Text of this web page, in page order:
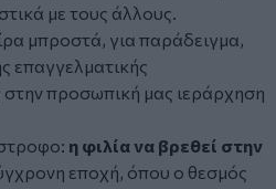
με τους άλλους.
μπροστά, για παράδειγμα,
επαγγελματικής
στην προσωπική μας ιεράρχηση
η φιλία να βρεθεί στην
εποχή, όπου ο θεσμός